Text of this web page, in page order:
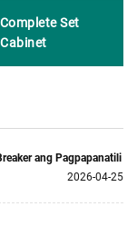
Set
ang Pagpapanatili
2026-04-25